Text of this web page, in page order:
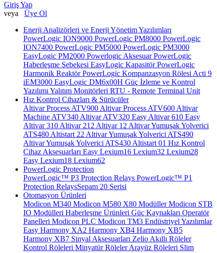
Giriş Yap
veya Üye Ol
Enerji Analizörleri ve Enerji Yönetim Yazılımları
PowerLogic ION9000 PowerLogic PM8000 PowerLogic
ION7400 PowerLogic PM5000 PowerLogic PM3000
EasyLogic PM2000 Powerlogic AksesuarPowerLogic
Haberleşme Şebekesi EasyLogic KapasitörPowerLogic
Harmonik ReaktörPowerLogic Kompanzasyon Rölesi Acti 9
iEM3000 EasyLogic DM6x00H Güç İzleme ve Kontrol
Yazılımı Yalıtım Monitörleri RTU - Remote Terminal Unit
Hız Kontrol Cihazları & Sürücüler
Altivar Process ATV900 Altivar Process ATV600 Altivar
Machine ATV340 Altivar ATV320 Easy Altivar 610 Easy
Altivar 310 Altivar 212 Altivar 12 Altivar Yumuşak Yolverici
ATS480 Altistart 22 Altivar Yumuşak Yolverici ATS490
Altivar Yumuşak Yolverici ATS430 Altistart 01 Hız Kontrol
Cihaz Aksesuarları Easy Lexium16 Lexium32 Lexium28
Easy Lexium18 Lexium62
PowerLogic Protection
PowerLogic™ P3 Protection Relays PowerLogic™ P1
Protection Relays​Sepam 20 Serisi
Otomasyon Ürünleri
Modicon M340 Modicon M580 X80 ModüllerModicon STB
IO Modülleri Haberleşme Ürünleri Güç Kaynakları Operatör
Panelleri Modicon PLC Modicon TM3 Endüstriyel Yazılımlar
Easy Harmony XA2 Harmony XB4 Harmony XB5
Harmony XB7 Sinyal Aksesuarları Zelio Akıllı Röleler
Kontrol Röleleri Minyatür RölelerArayüz Röleleri Slim